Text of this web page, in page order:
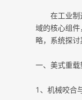
在工业制
域的核心组
略，系统探
一、美式重
1、机械咬合